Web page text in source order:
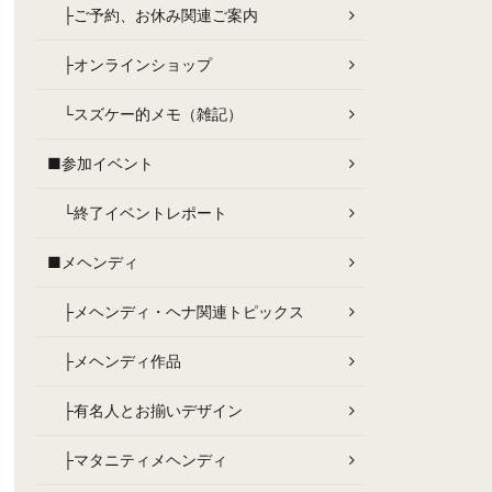
├ご予約、お休み関連ご案内
├オンラインショップ
└スズケー的メモ（雑記）
■参加イベント
└終了イベントレポート
■メヘンディ
├メヘンディ・ヘナ関連トピックス
├メヘンディ作品
├有名人とお揃いデザイン
├マタニティメヘンディ